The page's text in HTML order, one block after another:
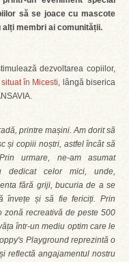
să se joace cu mascote
alți membri ai comunității.
dezvoltarea copiilor,
în Micesti, lângă biserica
printre mașini. Am dorit să
și copiii noștri, astfel încât să
urmare, ne-am asumat
dedicat celor mici, unde,
fără griji, bucuria de a se
învețe și să fie fericiți. Prin
zonă recreativă de peste 500
într-un mediu optim care le
Playground reprezintă o
reflectă angajamentul nostru